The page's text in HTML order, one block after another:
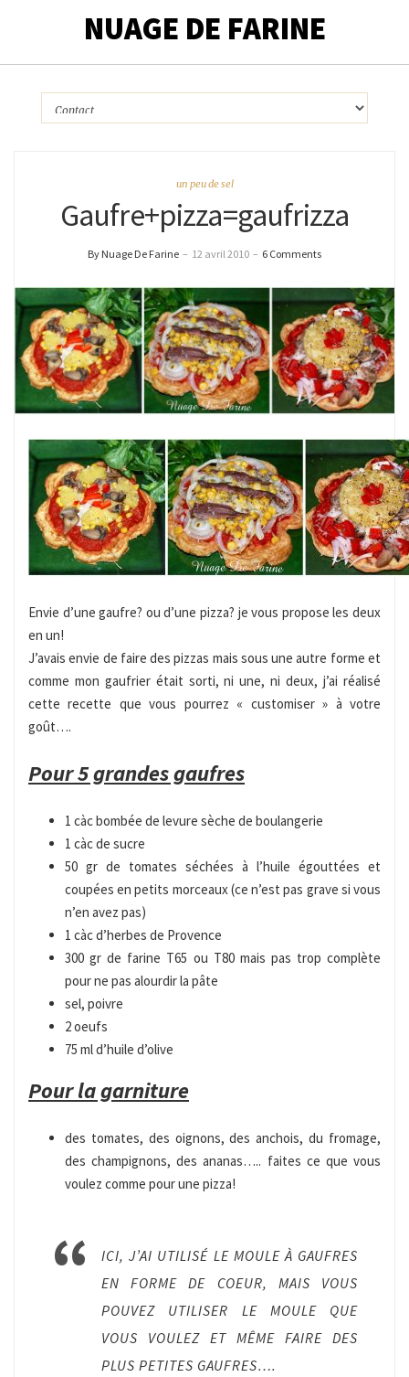
NUAGE DE FARINE
un peu de sel
Gaufre+pizza=gaufrizza
By Nuage De Farine – 12 avril 2010 – 6 Comments
Envie d’une gaufre? ou d’une pizza? je vous propose les deux
en un!
J’avais envie de faire des pizzas mais sous une autre forme et
comme mon gaufrier était sorti, ni une, ni deux, j’ai réalisé
cette recette que vous pourrez « customiser » à votre
goût….
Pour 5 grandes gaufres
1 càc bombée de levure sèche de boulangerie
1 càc de sucre
50 gr de tomates séchées à l’huile égouttées et
coupées en petits morceaux (ce n’est pas grave si vous
n’en avez pas)
1 càc d’herbes de Provence
300 gr de farine T65 ou T80 mais pas trop complète
pour ne pas alourdir la pâte
sel, poivre
2 oeufs
75 ml d’huile d’olive
Pour la garniture
des tomates, des oignons, des anchois, du fromage,
des champignons, des ananas….. faites ce que vous
voulez comme pour une pizza!
ICI, J’AI UTILISÉ LE MOULE À GAUFRES
EN FORME DE COEUR, MAIS VOUS
POUVEZ UTILISER LE MOULE QUE
VOUS VOULEZ ET MÊME FAIRE DES
PLUS PETITES GAUFRES….